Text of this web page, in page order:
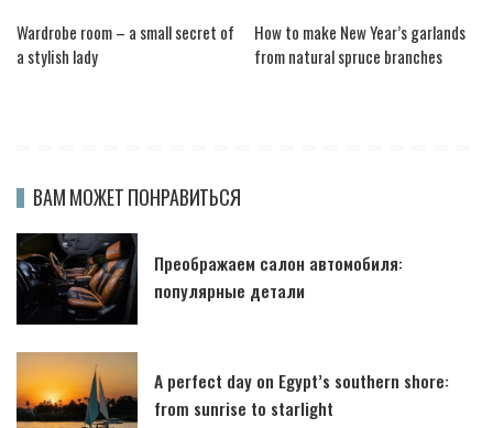
Wardrobe room – a small secret of
a stylish lady
How to make New Year’s garlands
from natural spruce branches
ВАМ МОЖЕТ ПОНРАВИТЬСЯ
Преображаем салон автомобиля:
популярные детали
A perfect day on Egypt’s southern shore:
from sunrise to starlight